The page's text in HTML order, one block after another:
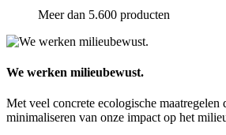
Meer dan 5.600 producten
We werken milieubewust.
Met veel concrete ecologische maatregelen
minimaliseren van onze impact op het